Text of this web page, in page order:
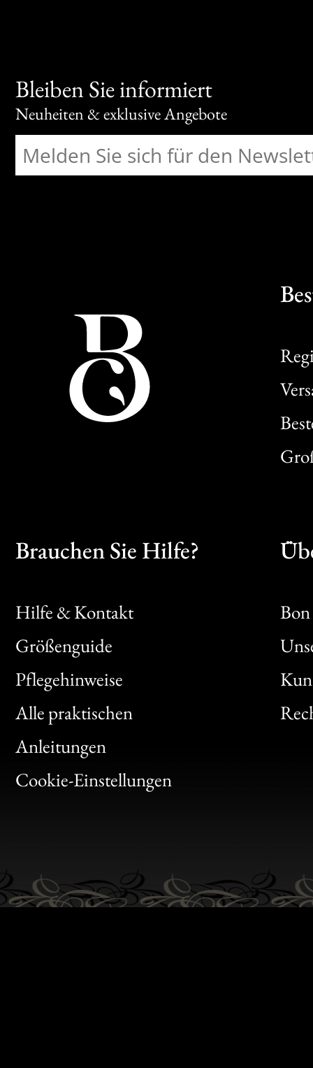
Bleiben Sie informiert
Neuheiten & exklusive Angebote
Brauchen Sie Hilfe?
Hilfe & Kontakt
Größenguide
Pflegehinweise
Alle praktischen
Anleitungen
Cookie-Einstellungen
Bon
Clic